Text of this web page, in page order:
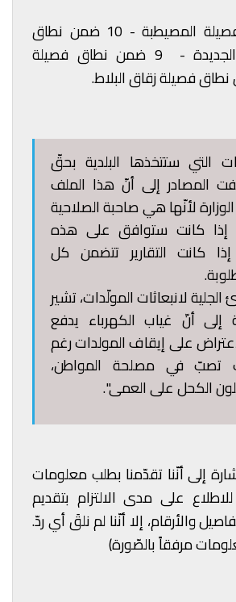
2 ضمن نطاق فصيلة المصيطبة - 10 ضمن نطاق
فصيلة الطريق الجديدة - 9 ضمن نطاق فصيلة
التي ستتخذها البلدية بحقّ
المصادر إلى أنّ هذا الملف
لأنّها هي صاحبة الصلاحية
إذا كانت ستوافق على هذه
إذا كانت التقارير تتضمن كل
لانبعاثات المولّدات، تشير
إلى أنّ غياب الكهرباء يدفع
على إيقاف المولدات رغم
تصبّ في مصلحة المواطن،
الكحل على العمى".
إلى أنّنا تقدّمنا بطلب معلومات
للاطلاع على مدى الالتزام بتقديم
والأرقام، إلا أنّنا لم نلقَ أي ردّ.
مرفقاً بالصّورة)